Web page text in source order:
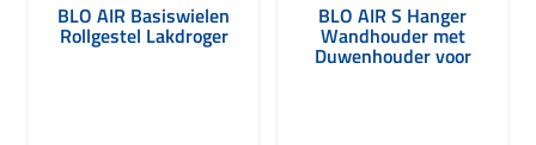
BLO AIR Basiswielen
Rollgestel Lakdroger
BLO AIR S Hanger
Wandhouder met
Duwenhouder voor